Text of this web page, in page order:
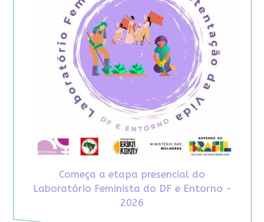
Começa a etapa presencial do
Laboratório Feminista do DF e Entorno -
2026